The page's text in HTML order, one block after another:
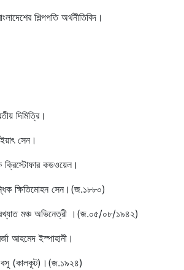
শিল্পপতি অর্থনীতিবিদ।
দিমিত্রি।
সেন।
ক্রিস্টোফার কডওয়েল।
ক্ষিতিমোহন সেন।(জ.১৮৮০)
মঞ্চ অভিনেত্রী ।(জ.০৫/০৮/১৯৪২)
আহমেদ ইস্পাহানী।
বসু (কালকূট)।(জ.১৯২৪)